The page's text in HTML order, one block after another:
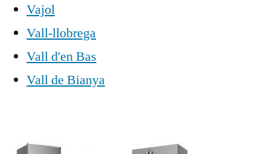
Vajol
Vall-llobrega
Vall d'en Bas
Vall de Bianya